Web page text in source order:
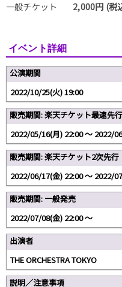
一般チケット 2,000円 (税
イベント詳細
公演期間
2022/10/25(火) 19:00
販売期間: 楽天チケット最速先行
2022/05/16(月) 22:00 〜 2022/
販売期間: 楽天チケット2次先行
2022/06/17(金) 22:00 〜 2022/
販売期間: 一般発売
2022/07/08(金) 22:00 〜
出演者
THE ORCHESTRA TOKYO
説明／注意事項